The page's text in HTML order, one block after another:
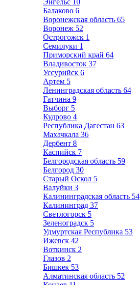
Энгельс 10
Балаково 6
Воронежская область 65
Воронеж 52
Острогожск 1
Семилуки 1
Приморский край 64
Владивосток 37
Уссурийск 6
Артем 5
Ленинградская область 64
Гатчина 9
Выборг 5
Кудрово 4
Республика Дагестан 63
Махачкала 36
Дербент 8
Каспийск 7
Белгородская область 59
Белгород 30
Старый Оскол 5
Валуйки 3
Калининградская область 54
Калининград 37
Светлогорск 5
Зеленоградск 5
Удмуртская Республика 53
Ижевск 42
Воткинск 2
Глазов 2
Бишкек 53
Алматинская область 52